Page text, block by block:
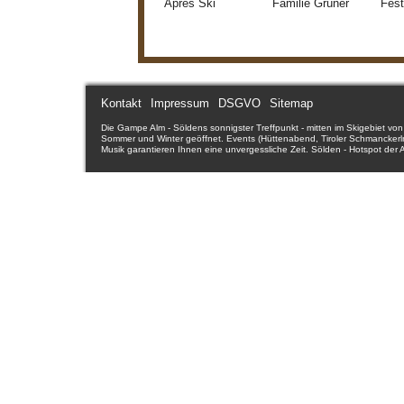
Apres Ski Familie Grüner
Kontakt Impressum DSGVO Sitemap
Die Gampe Alm - Söldens sonnigster Treffpunkt - mitten im Skigebiet
Sommer und Winter geöffnet. Events (Hüttenabend, Tiroler
Musik garantieren Ihnen eine unvergessliche Zeit. Sölden - Hotspot
Sölden - Ötztal - Tirol - Österreich. Ötztal - Tirols stärkstes Tal